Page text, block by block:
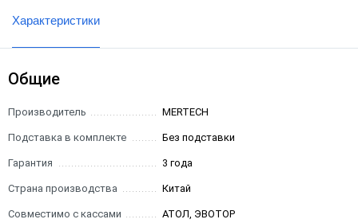
Характеристики
Общие
Производитель MERTECH
Подставка в комплекте Без подставки
Гарантия 3 года
Страна производства Китай
Совместимо с кассами АТОЛ, ЭВОТОР